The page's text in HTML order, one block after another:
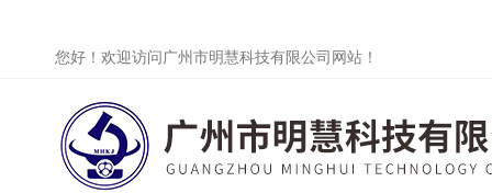
您好！欢迎访问广州市明慧科技有限公司网站！